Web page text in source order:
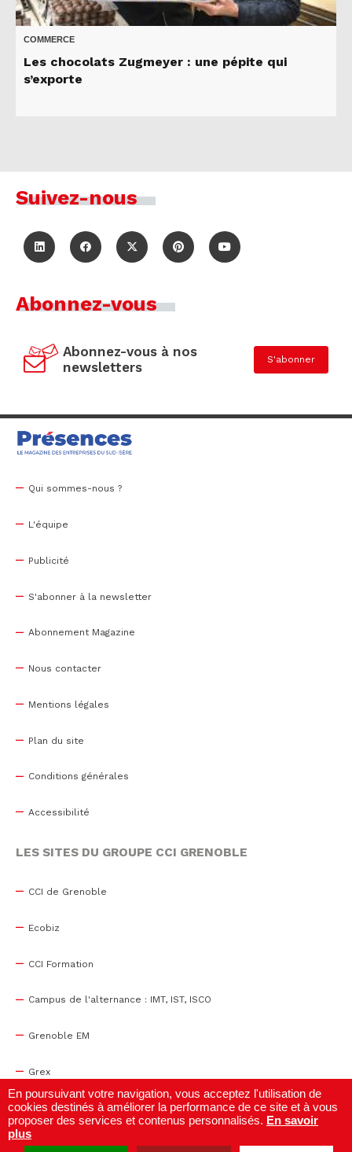
COMMERCE
Les chocolats Zugmeyer : une pépite qui
s’exporte
Suivez-nous
Abonnez-vous
Abonnez-vous à nos
newsletters
S'abonner
Qui sommes-nous ?
L'équipe
Publicité
S'abonner à la newsletter
Abonnement Magazine
Nous contacter
Mentions légales
Plan du site
Conditions générales
Accessibilité
LES SITES DU GROUPE CCI GRENOBLE
CCI de Grenoble
Ecobiz
CCI Formation
Campus de l'alternance : IMT, IST, ISCO
Grenoble EM
Grex
WTC Grenoble
Centre de congrès
En poursuivant votre navigation, vous acceptez l'utilisation de
cookies destinés à améliorer la performance de ce site et à vous
proposer des services et contenus personnalisés. En savoir
plus